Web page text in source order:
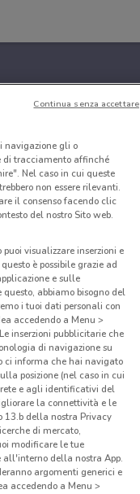
navigazione gli o
di tracciamento affinché
Nel caso in cui queste
non essere rilevanti.
il consenso facendo clic
del nostro Sito web.
visualizzare inserzioni e
è possibile grazie ad
e sulle
abbiamo bisogno del
i tuoi dati personali con
accedendo a Menu >
inserzioni pubblicitarie che
di navigazione su
ci informa che hai navigato
posizione (nel caso in cui
e agli identificativi del
la connettività e le
13.b della nostra Privacy
di mercato,
modificare le tue
all'interno della nostra App.
argomenti generici e
accedendo a Menu >
Continua senza accettare